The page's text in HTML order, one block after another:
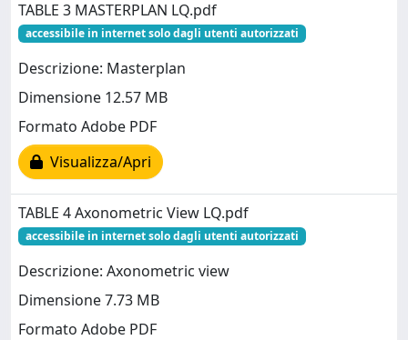
TABLE 3 MASTERPLAN LQ.pdf
accessibile in internet solo dagli utenti autorizzati
Descrizione: Masterplan
Dimensione 12.57 MB
Formato Adobe PDF
Visualizza/Apri
TABLE 4 Axonometric View LQ.pdf
accessibile in internet solo dagli utenti autorizzati
Descrizione: Axonometric view
Dimensione 7.73 MB
Formato Adobe PDF